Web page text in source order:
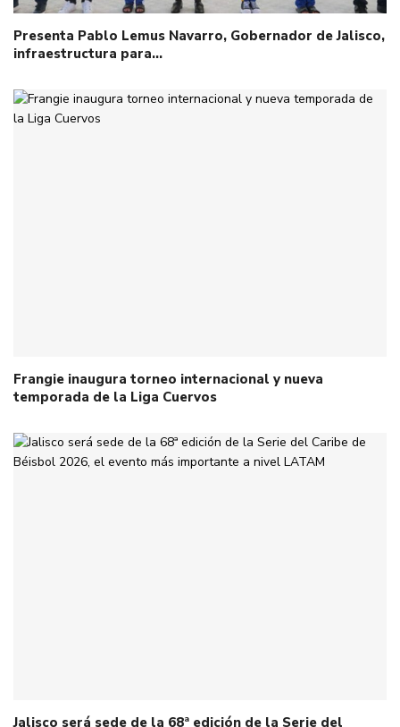
Presenta Pablo Lemus Navarro, Gobernador de Jalisco,
infraestructura para…
Frangie inaugura torneo internacional y nueva
temporada de la Liga Cuervos
Jalisco será sede de la 68ª edición de la Serie del